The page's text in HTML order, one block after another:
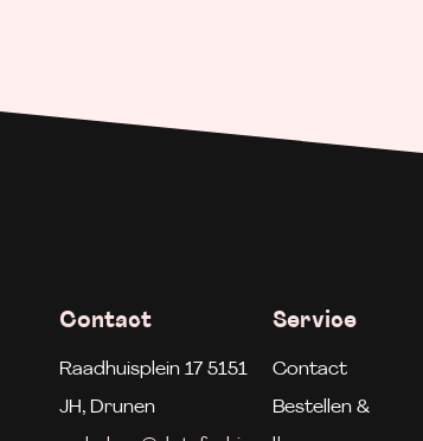
Contact
Raadhuisplein 17 5151
JH, Drunen
Service
Contact
Bestellen &